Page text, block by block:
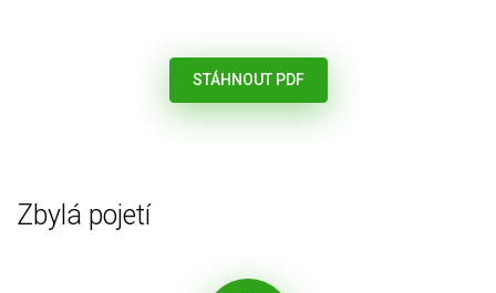
STÁHNOUT PDF
Zbylá pojetí